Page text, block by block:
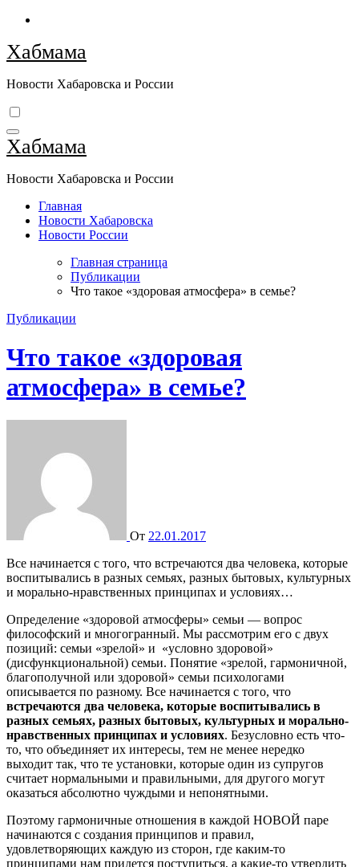
Перейти
содержимому
Хабмама
Новости Хабаровска и России
Хабмама
Новости Хабаровска и России
Главная
Новости Хабаровска
Новости России
Главная страница
Публикации
Что такое «здоровая атмосфера» в семье?
Публикации
Что такое «здоровая
атмосфера» в семье?
От 22.01.2017
Все начинается с того, что встречаются два человека, которые
воспитывались в разных семьях, разных бытовых, культурных
и морально-нравственных принципах и условиях…
Определение «здоровой атмосферы» семьи — вопрос
философский и многогранный. Мы рассмотрим его с двух
позиций: семьи «зрелой» и «условно здоровой»
(дисфункциональной) семьи. Понятие «зрелой, гармоничной,
благополучной или здоровой» семьи психологами
описывается по разному. Все начинается с того, что
встречаются два человека, которые воспитывались в
разных семьях, разных бытовых, культурных и морально-
нравственных принципах и условиях. Безусловно есть что-
то, что объединяет их интересы, тем не менее нередко
выходит так, что те установки, которые один из супругов
считает нормальными и правильными, для другого могут
оказаться абсолютно чуждыми и непонятными.
Поэтому гармоничные отношения в каждой НОВОЙ паре
начинаются с создания принципов и правил,
удовлетворяющих каждую из сторон, где каким-то
принципами нам придется поступиться, а какие-то утвердить